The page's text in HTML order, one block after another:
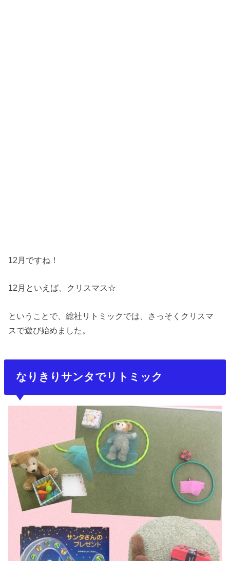
12月ですね！
12月といえば、クリスマス☆
ということで、総社リトミックでは、さっそくクリスマ
スで遊び始めました。
なりきりサンタでリトミック